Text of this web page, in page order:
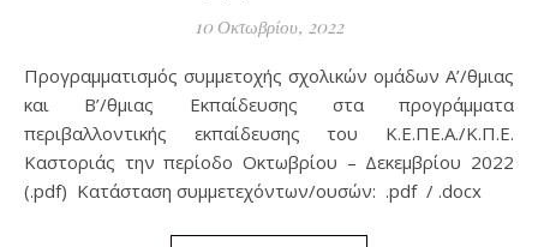
10 Οκτωβρίου, 2022
Προγραμματισμός συμμετοχής σχολικών ομάδων Α’/θμιας
και Β’/θμιας Εκπαίδευσης στα προγράμματα
περιβαλλοντικής εκπαίδευσης του Κ.Ε.ΠΕ.Α./Κ.Π.Ε.
Καστοριάς την περίοδο Οκτωβρίου – Δεκεμβρίου 2022
(.pdf) Κατάσταση συμμετεχόντων/ουσών: .pdf / .docx